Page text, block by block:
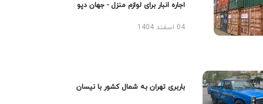
اجاره انبار برای لوازم منزل - جهان دپو
04 اسفند 1404
باربری تهران به شمال کشور با نیسان